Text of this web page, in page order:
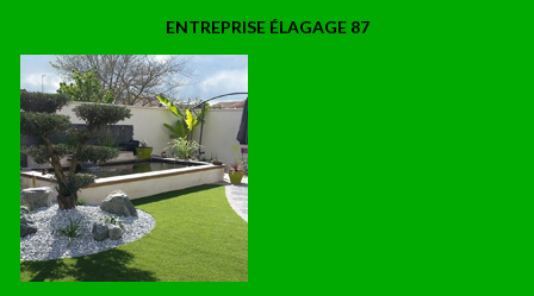
ENTREPRISE ÉLAGAGE 87